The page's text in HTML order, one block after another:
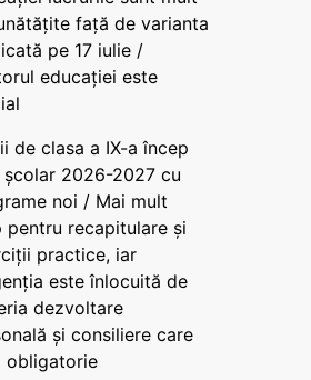
față de varianta
pe 17 iulie /
educației este
de clasa a IX-a încep
școlar 2026-2027 cu
noi / Mai mult
pentru recapitulare și
practice, iar
este înlocuită de
dezvoltare
și consiliere care
obligatorie